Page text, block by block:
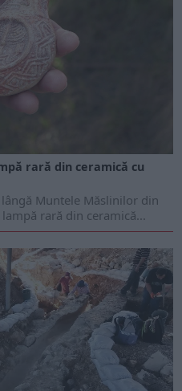
rară din ceramică cu
Muntele Măslinilor din
rară din ceramică...